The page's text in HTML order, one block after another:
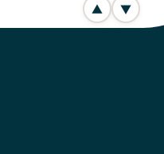
▲ ▼